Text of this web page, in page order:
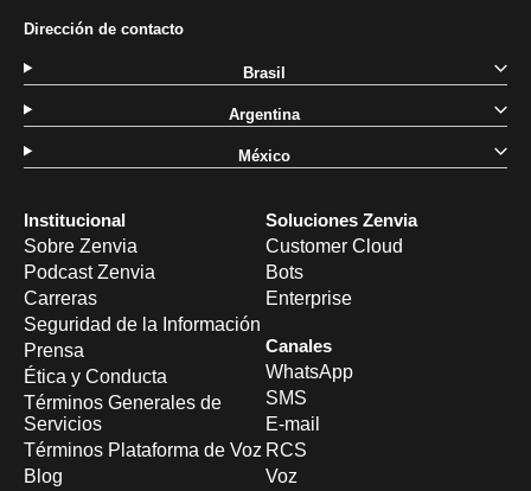
Institucional
Sobre Zenvia
Podcast Zenvia
Carreras
Seguridad de la Información
Prensa
Ética y Conducta
Términos Generales de
Servicios
Términos Plataforma de Voz
Blog
Soluciones Zenvia
Customer Cloud
Bots
Enterprise
Canales
WhatsApp
SMS
E-mail
RCS
Voz
Dirección de contacto
Brasil
Argentina
México